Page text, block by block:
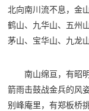
北向南川流不息，金
鹤山、九华山、五州
茅山、宝华山、九龙
南山绵亘，有昭
箭雨击鼓战金兵的风
别峰庵里，有郑板桥